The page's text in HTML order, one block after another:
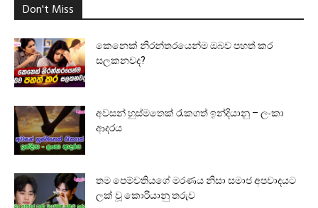
Don't Miss
කෙනෙක් නිරන්තරයෙන්ම ඔබව පහත් කර
සලකනවද?
අවසන් හුස්මතෙක් රැකගත් ඉන්දියානු – ලංකා
ආදරය
තම පෙම්වතියගේ මරණය නිසා සමාජ අපවාදයට
ලක් වූ කොරියානු තරුව